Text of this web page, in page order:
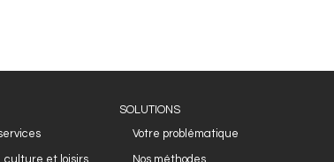
culture et loisirs
SOLUTIONS
Votre problématique
Nos méthodes